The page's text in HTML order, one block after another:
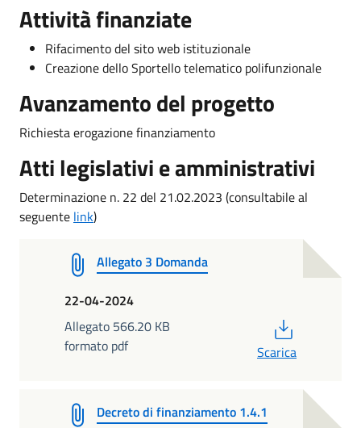
Attività finanziate
Rifacimento del sito web istituzionale
Creazione dello Sportello telematico polifunzionale
Avanzamento del progetto
Richiesta erogazione finanziamento
Atti legislativi e amministrativi
Determinazione n. 22 del 21.02.2023 (consultabile al
seguente link)
Allegato 3 Domanda
22-04-2024
Allegato 566.20 KB
formato pdf
Scarica
Decreto di finanziamento 1.4.1